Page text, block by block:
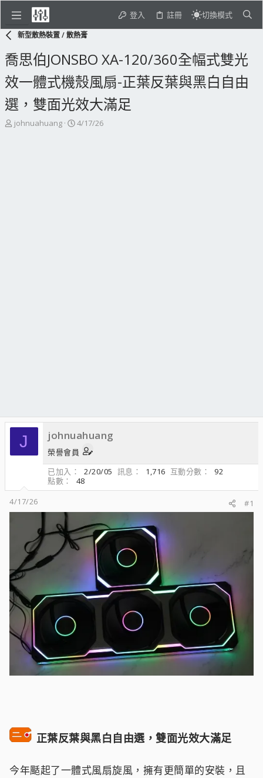
登入 註冊 切換模式
新型散熱裝置 / 散熱膏
喬思伯JONSBO XA-120/360全幅式雙光
效一體式機殼風扇-正葉反葉與黑白自由
選，雙面光效大滿足
主
johnuahuang
開
4/17/26
J johnuahuang
榮譽會員
已加入
2/20/05 訊息 1,716 互動分數
92
點數
48
4/17/26
#1
正葉反葉與黑白自由選，雙面光效大滿足
今年颳起了一體式風扇旋風，擁有更簡單的安裝，且